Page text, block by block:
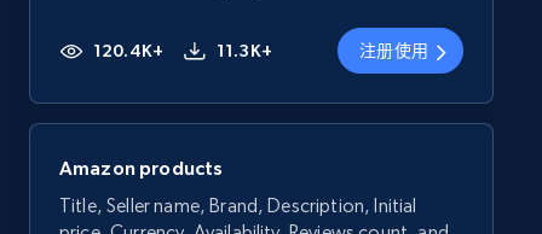
120.4K+ 11.3K+ 注册使用
Amazon products
Title, Seller name, Brand, Description, Initial